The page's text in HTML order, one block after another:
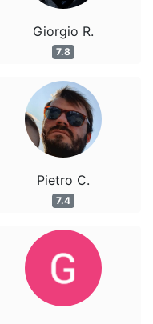
Giorgio R.
7.8
Pietro C.
7.4